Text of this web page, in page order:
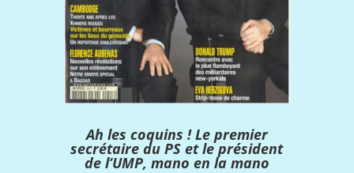
Ah les coquins ! Le premier
secrétaire du PS et le président
de l’UMP, mano en la mano